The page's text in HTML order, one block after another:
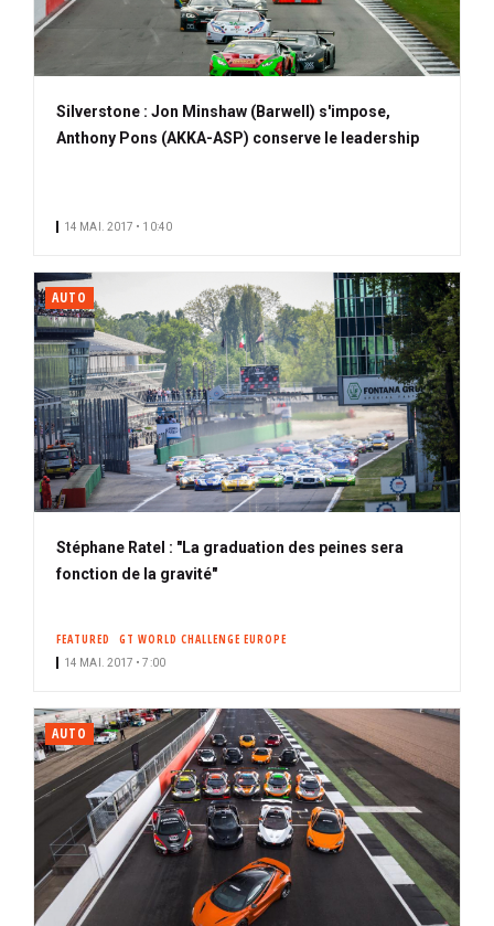
Silverstone : Jon Minshaw (Barwell) s'impose,
Anthony Pons (AKKA-ASP) conserve le leadership
14 MAI. 2017 • 10:40
AUTO
Stéphane Ratel : "La graduation des peines sera
fonction de la gravité"
FEATURED GT WORLD CHALLENGE EUROPE
14 MAI. 2017 • 7:00
AUTO